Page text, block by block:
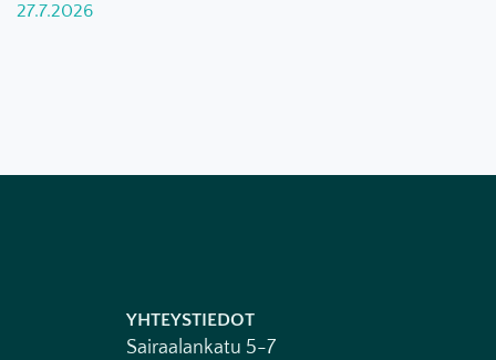
27.7.2026
YHTEYSTIEDOT
Sairaalankatu 5-7